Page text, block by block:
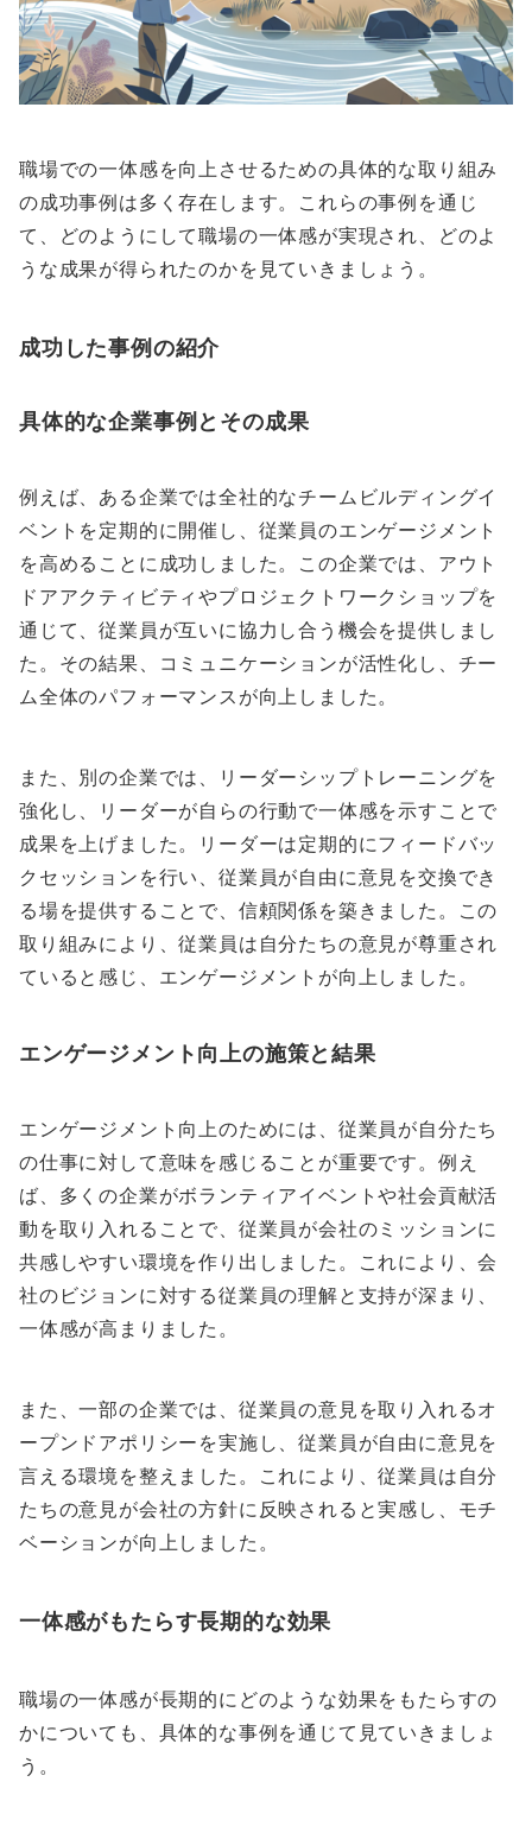
職場での一体感を向上させるための具体的な取り組み
の成功事例は多く存在します。これらの事例を通じ
て、どのようにして職場の一体感が実現され、どのよ
うな成果が得られたのかを見ていきましょう。
成功した事例の紹介
具体的な企業事例とその成果
例えば、ある企業では全社的なチームビルディングイ
ベントを定期的に開催し、従業員のエンゲージメント
を高めることに成功しました。この企業では、アウト
ドアアクティビティやプロジェクトワークショップを
通じて、従業員が互いに協力し合う機会を提供しまし
た。その結果、コミュニケーションが活性化し、チー
ム全体のパフォーマンスが向上しました。
また、別の企業では、リーダーシップトレーニングを
強化し、リーダーが自らの行動で一体感を示すことで
成果を上げました。リーダーは定期的にフィードバッ
クセッションを行い、従業員が自由に意見を交換でき
る場を提供することで、信頼関係を築きました。この
取り組みにより、従業員は自分たちの意見が尊重され
ていると感じ、エンゲージメントが向上しました。
エンゲージメント向上の施策と結果
エンゲージメント向上のためには、従業員が自分たち
の仕事に対して意味を感じることが重要です。例え
ば、多くの企業がボランティアイベントや社会貢献活
動を取り入れることで、従業員が会社のミッションに
共感しやすい環境を作り出しました。これにより、会
社のビジョンに対する従業員の理解と支持が深まり、
一体感が高まりました。
また、一部の企業では、従業員の意見を取り入れるオ
ープンドアポリシーを実施し、従業員が自由に意見を
言える環境を整えました。これにより、従業員は自分
たちの意見が会社の方針に反映されると実感し、モチ
ベーションが向上しました。
一体感がもたらす長期的な効果
職場の一体感が長期的にどのような効果をもたらすの
かについても、具体的な事例を通じて見ていきましょ
う。